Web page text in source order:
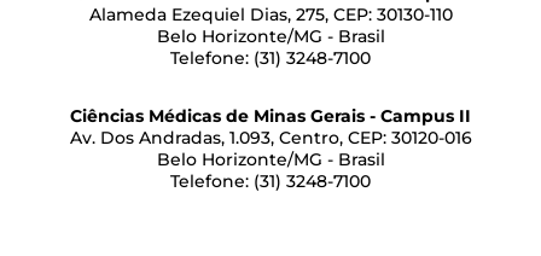
Alameda Ezequiel Dias, 275, CEP: 30130-110
Belo Horizonte/MG - Brasil
Telefone: (31) 3248-7100
Ciências Médicas de Minas Gerais - Campus II
Av. Dos Andradas, 1.093, Centro, CEP: 30120-016
Belo Horizonte/MG - Brasil
Telefone: (31) 3248-7100